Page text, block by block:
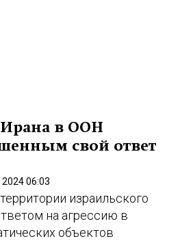
Ирана в ООН
свой ответ
06:03
израильского
на агрессию в
объектов